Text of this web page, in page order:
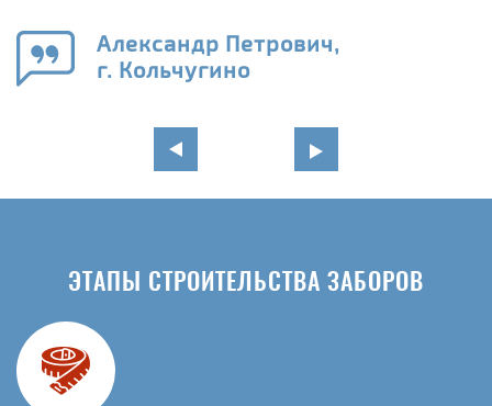
Александр Петрович,
г. Кольчугино
ЭТАПЫ СТРОИТЕЛЬСТВА ЗАБОРОВ